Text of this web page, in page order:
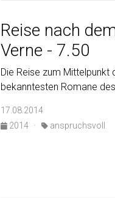
Reise nach
Verne - 7.50
Die Reise zum
bekanntesten Romane
17.08.2014
2014
· anspruchsvoll